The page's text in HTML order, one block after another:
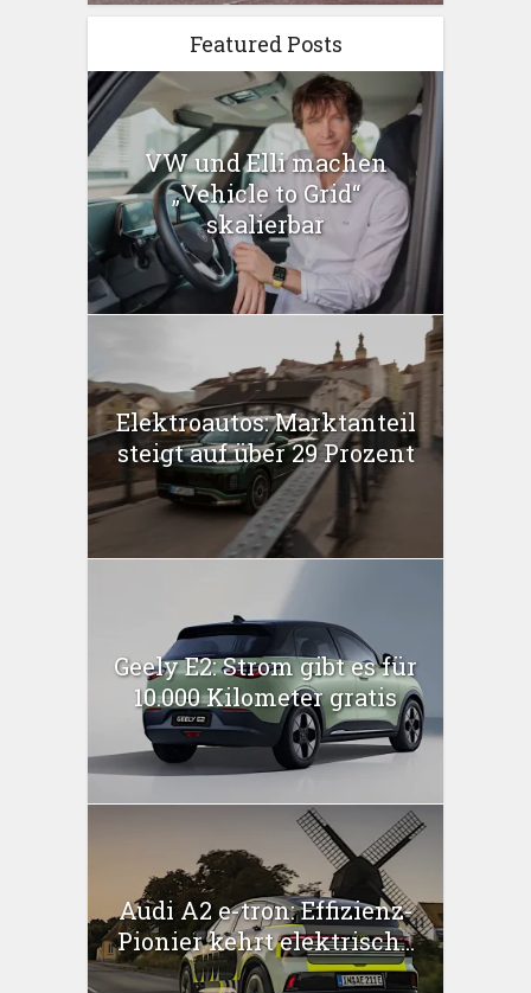
Featured Posts
VW und Elli machen
„Vehicle to Grid“
skalierbar
Elektroautos: Marktanteil
steigt auf über 29 Prozent
Geely E2: Strom gibt es für
10.000 Kilometer gratis
Audi A2 e-tron: Effizienz-
Pionier kehrt elektrisch...